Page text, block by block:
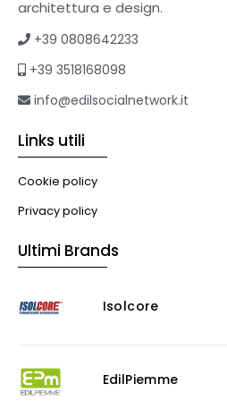
eBook
Formazione professionale
Illuminazione
Murature
Risanamento E Restauro
Consolidanti
architettura e design.
+39 0808642233
+39 3518168098
info@edilsocialnetwork.it
Links utili
Cookie policy
Privacy policy
Ultimi Brands
Isolcore
EdilPiemme